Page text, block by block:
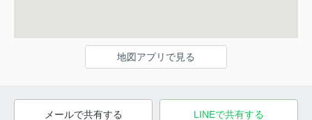
地図アプリで見る
メールで共有する LINEで共有する